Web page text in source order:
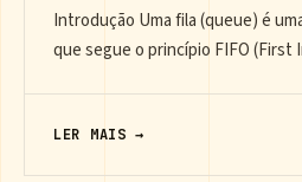
Introdução Uma fila (queue) é
que segue o princípio FIFO
LER MAIS →